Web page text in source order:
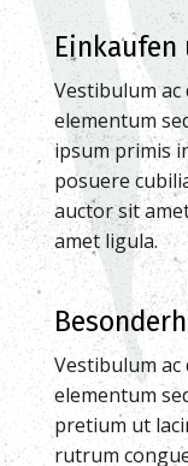
Einkaufen
Vestibulum ac
elementum
ipsum primis
posuere
auctor sit
amet ligula.
Vestibulum ac
elementum
pretium ut
rutrum